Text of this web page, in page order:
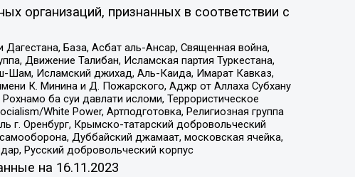
организаций, признанных в соответствии с
База, Асбат аль-Ансар, Священная война,
Движение Талибан, Исламская партия Туркестана,
Шам, Исламский джихад, Аль-Каида, Имарат Кавказ,
К. Минина и Д. Пожарского, Аджр от Аллаха Субхану
ба суи давлати исломи, Террористическое
White Power, Артподготовка, Религиозная группа
г. Оренбург, Крымско-татарский добровольческий
Дуббайский джамаат, московская ячейка,
Русский добровольческий корпус
на 16.11.2023